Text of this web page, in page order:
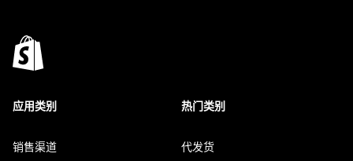
应用类别
销售渠道
热门类别
代发货